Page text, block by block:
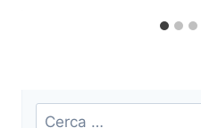
Ricerca